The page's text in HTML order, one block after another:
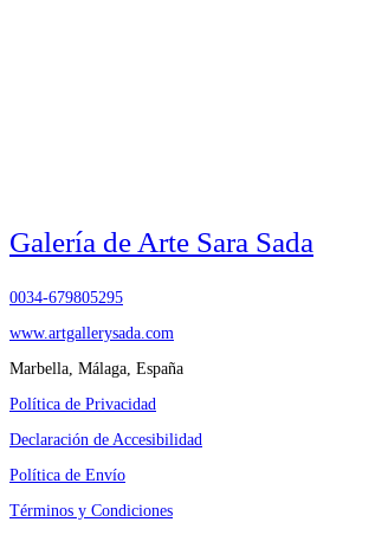
Galería de Arte Sara Sada
0034-679805295
www.artgallerysada.com
Marbella, Málaga, España
Política de Privacidad
Declaración de Accesibilidad
Política de Envío
Términos y Condiciones